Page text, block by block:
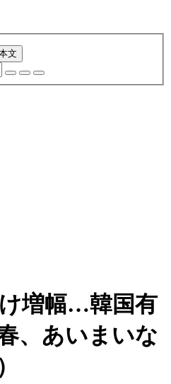
文
け増幅…韓国有
、あいまいな